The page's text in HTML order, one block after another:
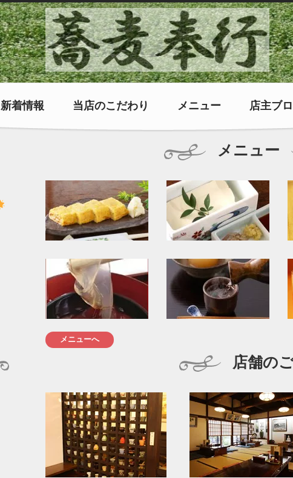
新着情報 当店のこだわり メニュー 店主ブ
メニュー
メニューへ
店舗の